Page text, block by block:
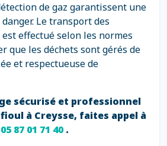
de gaz garantissent une
Le transport des
est effectué selon les normes
que les déchets sont gérés de
et respectueuse de
sécurisé et professionnel
à Creysse, faites appel à
05 87 01 71 40.